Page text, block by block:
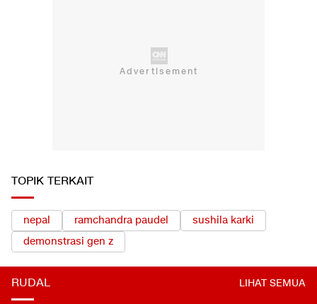
TOPIK TERKAIT
nepal ramchandra paudel
sushila karki
demonstrasi gen z
RUDAL LIHAT SEMUA